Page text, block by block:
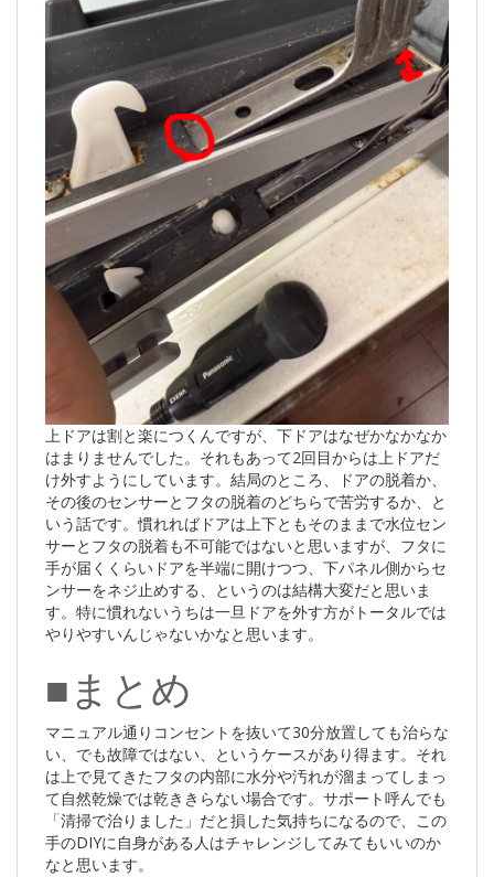
上ドアは割と楽につくんですが、下ドアはなぜかなかなか
はまりませんでした。それもあって2回目からは上ドアだ
け外すようにしています。結局のところ、ドアの脱着か、
その後のセンサーとフタの脱着のどちらで苦労するか、と
いう話です。慣れればドアは上下ともそのままで水位セン
サーとフタの脱着も不可能ではないと思いますが、フタに
手が届くくらいドアを半端に開けつつ、下パネル側からセ
ンサーをネジ止めする、というのは結構大変だと思いま
す。特に慣れないうちは一旦ドアを外す方がトータルでは
やりやすいんじゃないかなと思います。
■まとめ
マニュアル通りコンセントを抜いて30分放置しても治らな
い、でも故障ではない、というケースがあり得ます。それ
は上で見てきたフタの内部に水分や汚れが溜まってしまっ
て自然乾燥では乾ききらない場合です。サポート呼んでも
「清掃で治りました」だと損した気持ちになるので、この
手のDIYに自身がある人はチャレンジしてみてもいいのか
なと思います。